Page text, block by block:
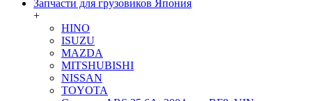
Запчасти для грузовиков Япония
+
HINO
ISUZU
MAZDA
MITSHUBISHI
NISSAN
TOYOTA